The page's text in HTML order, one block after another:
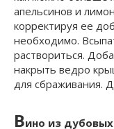
апельсинов и
корректируя ее
необходимо.
раствориться.
накрыть ведро
для сбраживания.
Вино из